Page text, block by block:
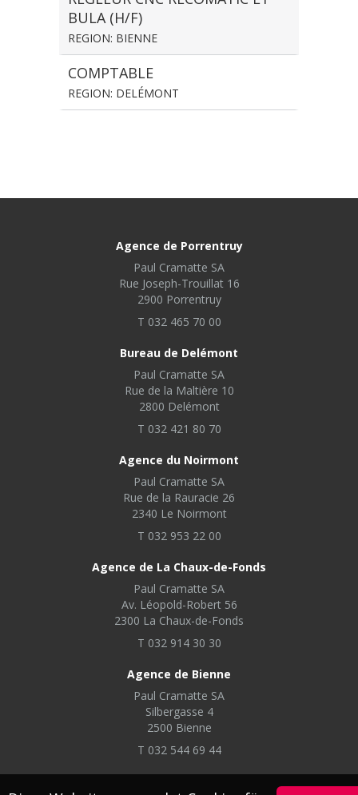
BULA (H/F)
REGION: BIENNE
COMPTABLE
REGION: DELÉMONT
Agence de Porrentruy
Paul Cramatte SA
Rue Joseph-Trouillat 16
2900 Porrentruy
T 032 465 70 00
Bureau de Delémont
Paul Cramatte SA
Rue de la Maltière 10
2800 Delémont
T 032 421 80 70
Agence du Noirmont
Paul Cramatte SA
Rue de la Rauracie 26
2340 Le Noirmont
T 032 953 22 00
Agence de La Chaux-de-Fonds
Paul Cramatte SA
Av. Léopold-Robert 56
2300 La Chaux-de-Fonds
T 032 914 30 30
Agence de Bienne
Paul Cramatte SA
Silbergasse 4
2500 Bienne
T 032 544 69 44